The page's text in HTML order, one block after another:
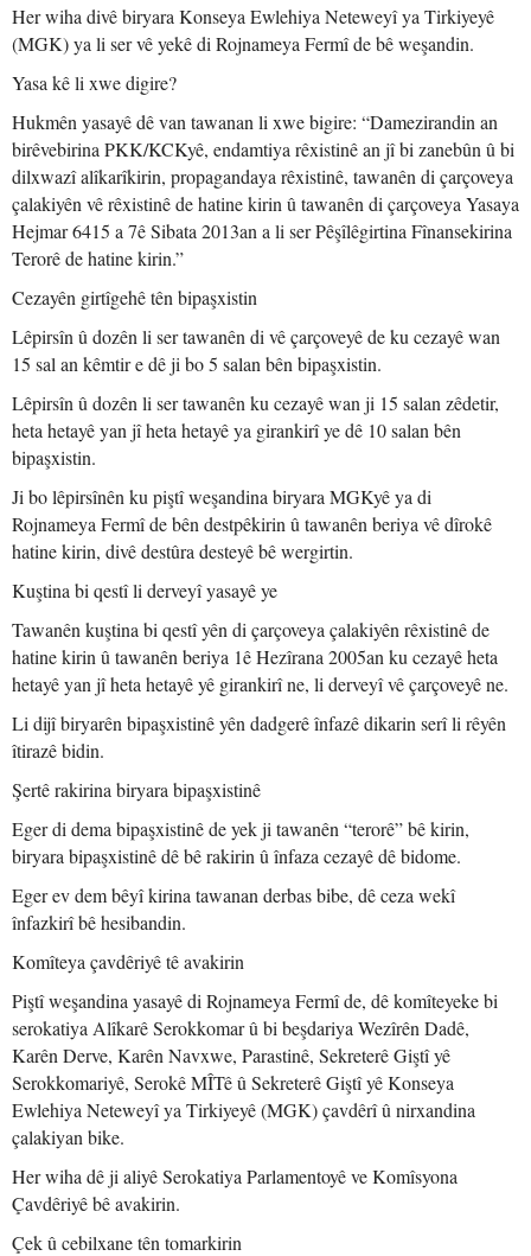
Her wiha divê biryara Konseya Ewlehiya Neteweyî ya Tirkiyeyê
(MGK) ya li ser vê yekê di Rojnameya Fermî de bê weşandin.
Yasa kê li xwe digire?
Hukmên yasayê dê van tawanan li xwe bigire: “Damezirandin an
birêvebirina PKK/KCKyê, endamtiya rêxistinê an jî bi zanebûn û bi
dilxwazî alîkarîkirin, propagandaya rêxistinê, tawanên di çarçoveya
çalakiyên vê rêxistinê de hatine kirin û tawanên di çarçoveya Yasaya
Hejmar 6415 a 7ê Sibata 2013an a li ser Pêşîlêgirtina Fînansekirina
Terorê de hatine kirin.”
Cezayên girtîgehê tên bipaşxistin
Lêpirsîn û dozên li ser tawanên di vê çarçoveyê de ku cezayê wan
15 sal an kêmtir e dê ji bo 5 salan bên bipaşxistin.
Lêpirsîn û dozên li ser tawanên ku cezayê wan ji 15 salan zêdetir,
heta hetayê yan jî heta hetayê ya girankirî ye dê 10 salan bên
bipaşxistin.
Ji bo lêpirsînên ku piştî weşandina biryara MGKyê ya di
Rojnameya Fermî de bên destpêkirin û tawanên beriya vê dîrokê
hatine kirin, divê destûra desteyê bê wergirtin.
Kuştina bi qestî li derveyî yasayê ye
Tawanên kuştina bi qestî yên di çarçoveya çalakiyên rêxistinê de
hatine kirin û tawanên beriya 1ê Hezîrana 2005an ku cezayê heta
hetayê yan jî heta hetayê yê girankirî ne, li derveyî vê çarçoveyê ne.
Li dijî biryarên bipaşxistinê yên dadgerê înfazê dikarin serî li rêyên
îtirazê bidin.
Şertê rakirina biryara bipaşxistinê
Eger di dema bipaşxistinê de yek ji tawanên “terorê” bê kirin,
biryara bipaşxistinê dê bê rakirin û înfaza cezayê dê bidome.
Eger ev dem bêyî kirina tawanan derbas bibe, dê ceza wekî
înfazkirî bê hesibandin.
Komîteya çavdêriyê tê avakirin
Piştî weşandina yasayê di Rojnameya Fermî de, dê komîteyeke bi
serokatiya Alîkarê Serokkomar û bi beşdariya Wezîrên Dadê,
Karên Derve, Karên Navxwe, Parastinê, Sekreterê Giştî yê
Serokkomariyê, Serokê MÎTê û Sekreterê Giştî yê Konseya
Ewlehiya Neteweyî ya Tirkiyeyê (MGK) çavdêrî û nirxandina
çalakiyan bike.
Her wiha dê ji aliyê Serokatiya Parlamentoyê ve Komîsyona
Çavdêriyê bê avakirin.
Çek û cebilxane tên tomarkirin